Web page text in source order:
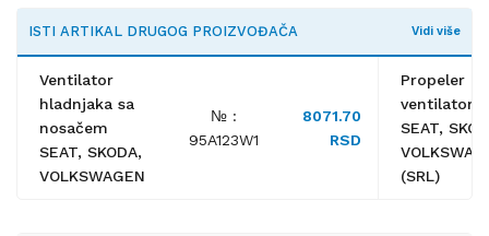
ISTI ARTIKAL DRUGOG PROIZVOĐAČA Vidi više
Ventilator
hladnjaka sa
nosačem
SEAT, SKODA,
VOLKSWAGEN
№ :
95A123W1
8071.70
RSD
Propeler
ventilatora
SEAT,
(SRL)